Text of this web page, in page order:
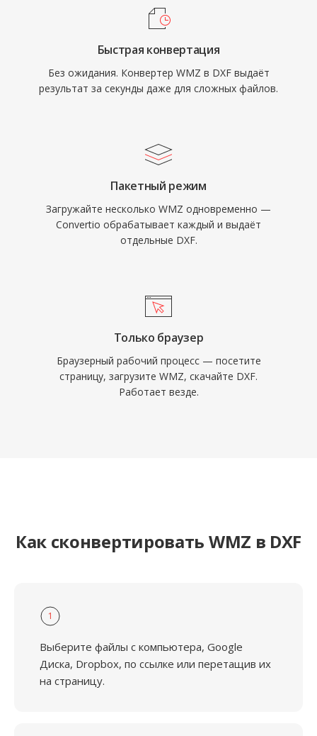
Быстрая конвертация
Без ожидания. Конвертер WMZ в DXF выдаёт
результат за секунды даже для сложных файлов.
Пакетный режим
Загружайте несколько WMZ одновременно —
Convertio обрабатывает каждый и выдаёт
отдельные DXF.
Только браузер
Браузерный рабочий процесс — посетите
страницу, загрузите WMZ, скачайте DXF.
Работает везде.
Как сконвертировать WMZ в DXF
1
Выберите файлы с компьютера, Google
Диска, Dropbox, по ссылке или перетащив их
на страницу.